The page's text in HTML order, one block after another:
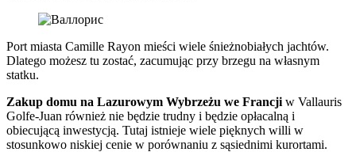
Port miasta Camille Rayon mieści wiele śnieżnobiałych jachtów.
Dlatego możesz tu zostać, zacumując przy brzegu na własnym
statku.
Zakup domu na Lazurowym Wybrzeżu we Francji w Vallauris
Golfe-Juan również nie będzie trudny i będzie opłacalną i
obiecującą inwestycją. Tutaj istnieje wiele pięknych willi w
stosunkowo niskiej cenie w porównaniu z sąsiednimi kurortami.